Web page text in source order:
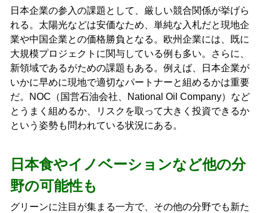
日本企業の参入の課題として、厳しい競合関係が挙げら
れる。太陽光などは安価なため、単純な入札だと現地企
業や中国企業との価格勝負となる。欧州企業には、既に
大規模プロジェクトに関与している例も多い。さらに、
新領域であるがための課題もある。例えば、日本企業が
いかに早めに現地で適切なパートナーと組めるかは重要
だ。NOC（国営石油会社、National Oil Company）など
とうまく組めるか、リスクを取って大きく投資できるか
という姿勢も問われている状況にある。
日本食やイノベーションなど他の分
野の可能性も
グリーンに注目が集まる一方で、その他の分野でも新た